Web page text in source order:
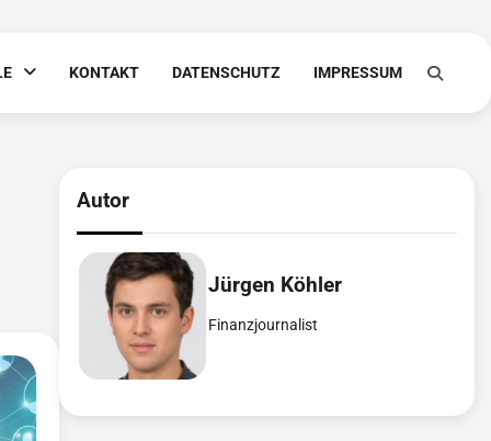
KONTAKT DATENSCHUTZ IMPRESSUM
Autor
Jürgen Köhler
Finanzjournalist